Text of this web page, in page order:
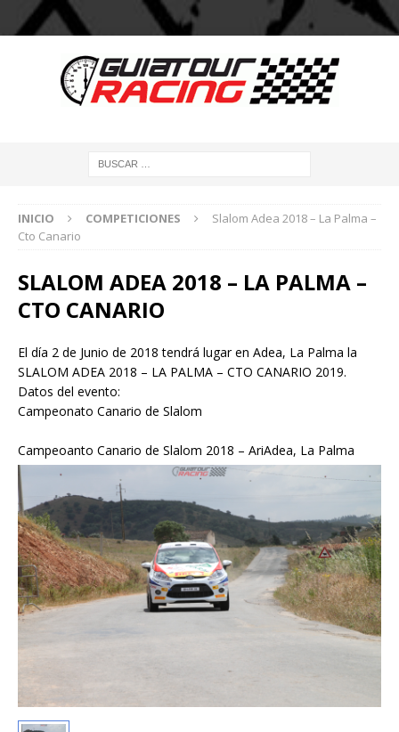
INICIO COMPETICIONES
Slalom Adea 2018 – La Palma –
Cto Canario
SLALOM ADEA 2018 – LA PALMA –
CTO CANARIO
El día 2 de Junio de 2018 tendrá lugar en Adea, La Palma la
SLALOM ADEA 2018 – LA PALMA – CTO CANARIO 2019.
Datos del evento:
Campeonato Canario de Slalom
Campeoanto Canario de Slalom 2018 – AriAdea, La Palma